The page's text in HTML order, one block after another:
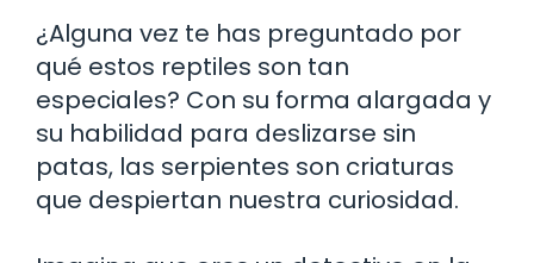
¿Alguna vez te has preguntado por
qué estos reptiles son tan
especiales? Con su forma alargada y
su habilidad para deslizarse sin
patas, las serpientes son criaturas
que despiertan nuestra curiosidad.